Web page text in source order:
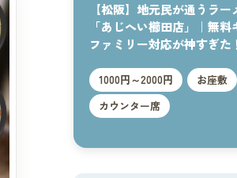
【松阪】地元民が通うラー
「あじへい櫛田店」｜無料
ファミリー対応が神すぎた
1000円～2000円
お座敷
カウンター席